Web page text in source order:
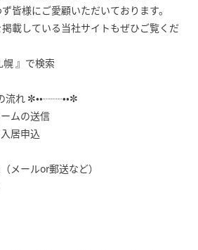
皆様にご愛顧いただいております。
載している当社サイトもぜひご覧くだ
』で検索
流れ ✼••┈┈••✼
ムの送信
居申込
メールor郵送など）